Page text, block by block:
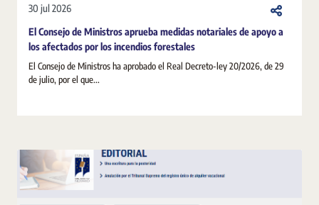
30 jul 2026
El Consejo de Ministros aprueba medidas notariales de apoyo a
los afectados por los incendios forestales
El Consejo de Ministros ha aprobado el Real Decreto-ley 20/2026, de 29
de julio, por el que...